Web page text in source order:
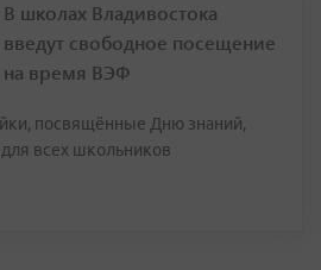
В школах Владивостока
введут свободное посещение
на время ВЭФ
посвящённые Дню знаний,
для всех школьников